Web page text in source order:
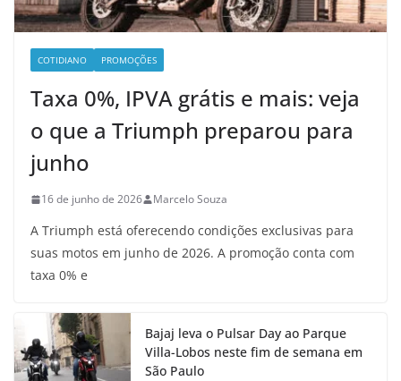
COTIDIANO PROMOÇÕES
Taxa 0%, IPVA grátis e mais: veja
o que a Triumph preparou para
junho
16 de junho de 2026 Marcelo Souza
A Triumph está oferecendo condições exclusivas para
suas motos em junho de 2026. A promoção conta com
taxa 0% e
Bajaj leva o Pulsar Day ao Parque
Villa-Lobos neste fim de semana em
São Paulo